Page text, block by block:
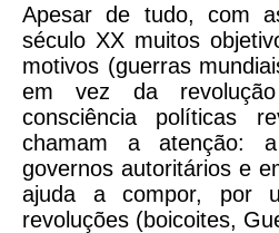
Apesar de tudo, com
século XX muitos
motivos (guerras
em vez da revolução
consciência políticas
chamam a atenção:
governos autoritários e
ajuda a compor, por
revoluções (boicoites,